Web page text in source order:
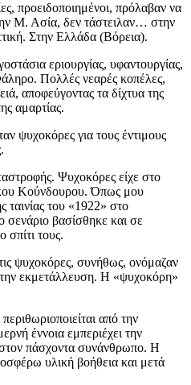
προειδοποιημένοι, πρόλαβαν να
Μ. Ασία, δεν τάστειλαν… στην
Στην Ελλάδα (Βόρεια).
εριουργίας, υφαντουργίας,
Πολλές νεαρές κοπέλες,
αποφεύγοντας τα δίχτυα της
αμαρτίας.
ψυχοκόρες για τους έντιμους
Ψυχοκόρες είχε στο
Κούνδουρου. Όπως μου
ταινίας του «1922» στο
σενάριο βασίσθηκε και σε
σπίτι τους.
ψυχοκόρες, συνήθως, ονόμαζαν
εκμετάλλευση. Η «ψυχοκόρη»
από την
έννοια εμπεριέχει την
στον πάσχοντα συνάνθρωπο. Η
υλική βοήθεια και μετά